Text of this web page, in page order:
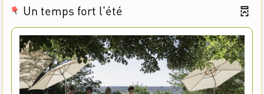
Un temps fort l'été